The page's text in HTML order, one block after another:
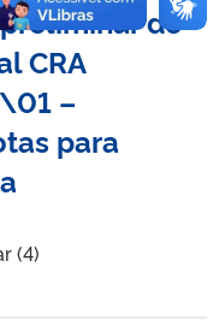
do
CRA
–
para
(4)